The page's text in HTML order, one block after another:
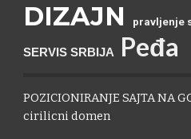
DIZAJN pravljenje
SERVIS SRBIJA Peđa
POZICIONIRANJE SAJTA NA
cirilicni domen